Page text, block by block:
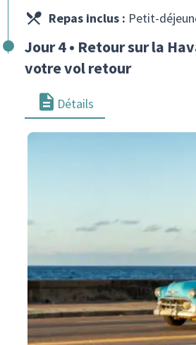
Repas inclus : Petit-
Jour 4 • Retour sur la
votre vol retour
Détails